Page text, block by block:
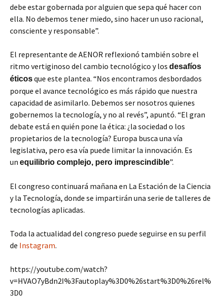
debe estar gobernada por alguien que sepa qué hacer con
ella. No debemos tener miedo, sino hacer un uso racional,
consciente y responsable”.
El representante de AENOR reflexionó también sobre el
ritmo vertiginoso del cambio tecnológico y los desafíos
éticosque este plantea. “Nos encontramos desbordados
porque el avance tecnológico es más rápido que nuestra
capacidad de asimilarlo. Debemos ser nosotros quienes
gobernemos la tecnología, y no al revés”, apuntó. “El gran
debate está en quién pone la ética: ¿la sociedad o los
propietarios de la tecnología? Europa busca una vía
legislativa, pero esa vía puede limitar la innovación. Es
un equilibrio complejo, pero imprescindible”.
El congreso continuará mañana en La Estación de la Ciencia
y la Tecnología, donde se impartirán una serie de talleres de
tecnologías aplicadas.
Toda la actualidad del congreso puede seguirse en su perfil
de Instagram.
https://youtube.com/watch?
v=HVAO7yBdn2I%3Fautoplay%3D0%26start%3D0%26rel%
3D0